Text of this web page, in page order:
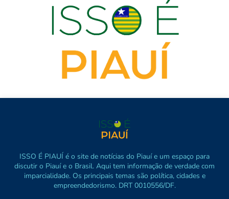
ISSO É PIAUÍ é o site de notícias do Piauí e um espaço para
discutir o Piauí e o Brasil. Aqui tem informação de verdade com
imparcialidade. Os principais temas são política, cidades e
empreendedorismo. DRT 0010556/DF.